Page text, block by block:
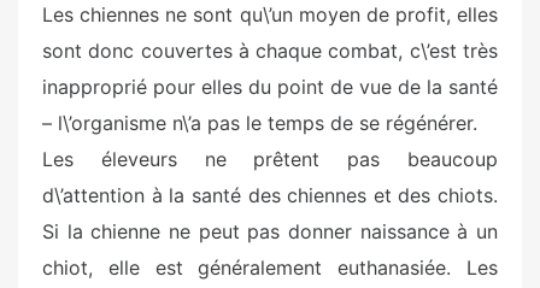
Les chiennes ne sont qu\’un moyen de profit, elles
sont donc couvertes à chaque combat, c\’est très
inapproprié pour elles du point de vue de la santé
– l\’organisme n\’a pas le temps de se régénérer.
Les éleveurs ne prêtent pas beaucoup
d\’attention à la santé des chiennes et des chiots.
Si la chienne ne peut pas donner naissance à un
chiot, elle est généralement euthanasiée. Les